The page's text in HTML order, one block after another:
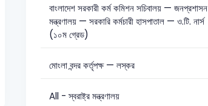
বাংলাদেশ সরকারী কর্ম কমিশন সচিবালয় — জনপ্রশাসন
মন্ত্রণালয় — সরকারি কর্মচারী হাসপাতাল — ও.টি. নার্স
(১০ম গ্রেড)
মোংলা বন্দর কর্তৃপক্ষ — লস্কর
All - স্বরাষ্ট্র মন্ত্রণালয়